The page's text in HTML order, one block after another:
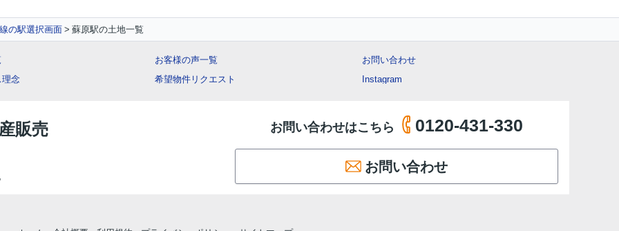
の駅選択画面 蘇原駅の土地一覧
理念
お客様の声一覧
希望物件リクエスト
お問い合わせ
Instagram
販売 お問い合わせはこちら 0120-431-330
お問い合わせ